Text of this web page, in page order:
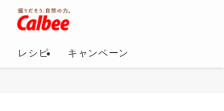
レシピ キャンペーン